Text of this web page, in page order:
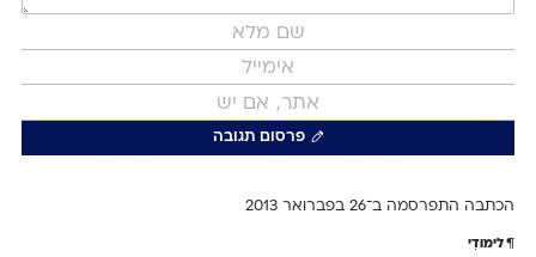
פרסום תגובה
הכתבה התפרסמה ב־26 ב פברואר 2013
לימודִי